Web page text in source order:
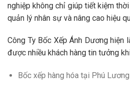
nghiệp không chỉ giúp tiết kiệm
quản lý nhân sự và nâng cao hiệu
Công Ty Bốc Xếp Ánh Dương hiện
được nhiều khách hàng tin tưởng
Bốc xếp hàng hóa tại Phú Lương